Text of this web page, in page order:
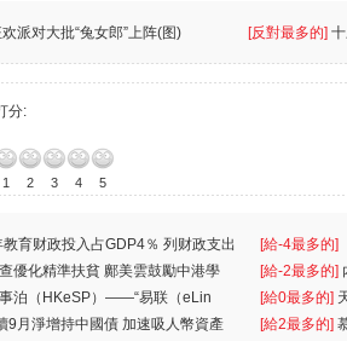
派对大批“兔女郎”上阵(图) [反對最多的]
分:
1 2 3 4 5
育财政投入占GDP4％ 列财政支出
[給-4最多的]
一
優化精準扶貧 鄺美雲鼓勵中港學
[給-2最多的]
人
泊（HKeSP）——“易联（eLin
[給0最多的]
9月淨增持中國債 加速吸人幣資產 [給2最多的]